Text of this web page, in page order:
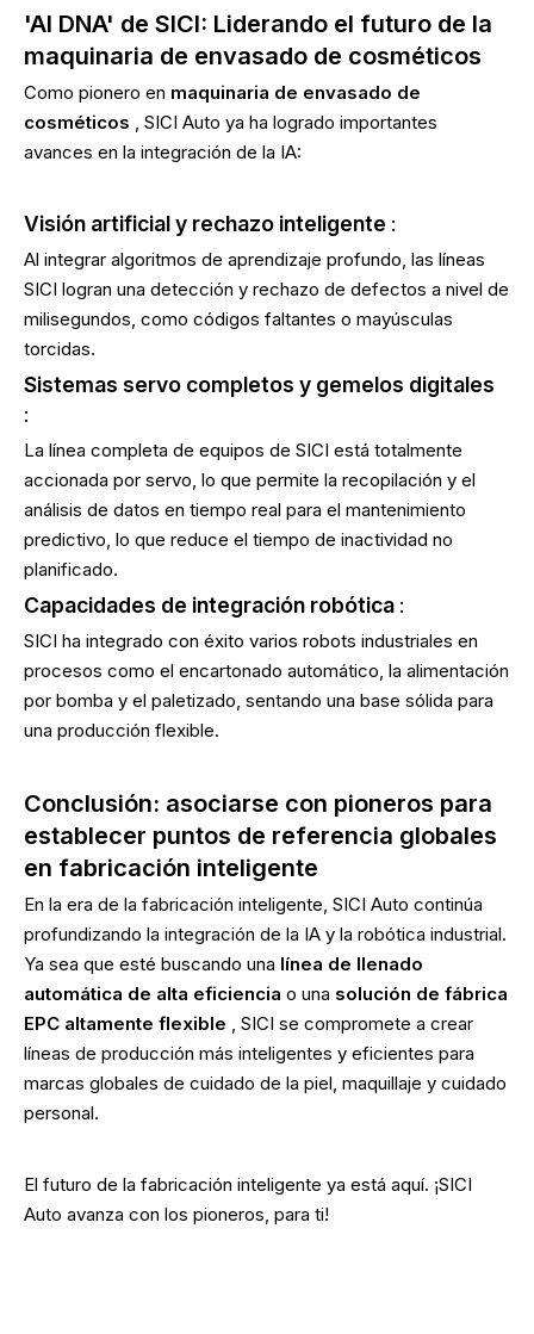
'AI DNA' de SICI: Liderando el futuro de la
maquinaria de envasado de cosméticos
Como pionero en maquinaria de envasado de
cosméticos , SICI Auto ya ha logrado importantes
avances en la integración de la IA:
Visión artificial y rechazo inteligente :
Al integrar algoritmos de aprendizaje profundo, las líneas
SICI logran una detección y rechazo de defectos a nivel de
milisegundos, como códigos faltantes o mayúsculas
torcidas.
Sistemas servo completos y gemelos digitales
:
La línea completa de equipos de SICI está totalmente
accionada por servo, lo que permite la recopilación y el
análisis de datos en tiempo real para el mantenimiento
predictivo, lo que reduce el tiempo de inactividad no
planificado.
Capacidades de integración robótica :
SICI ha integrado con éxito varios robots industriales en
procesos como el encartonado automático, la alimentación
por bomba y el paletizado, sentando una base sólida para
una producción flexible.
Conclusión: asociarse con pioneros para
establecer puntos de referencia globales
en fabricación inteligente
En la era de la fabricación inteligente, SICI Auto continúa
profundizando la integración de la IA y la robótica industrial.
Ya sea que esté buscando una línea de llenado
automática de alta eficiencia o una solución de fábrica
EPC altamente flexible , SICI se compromete a crear
líneas de producción más inteligentes y eficientes para
marcas globales de cuidado de la piel, maquillaje y cuidado
personal.
El futuro de la fabricación inteligente ya está aquí. ¡SICI
Auto avanza con los pioneros, para ti!